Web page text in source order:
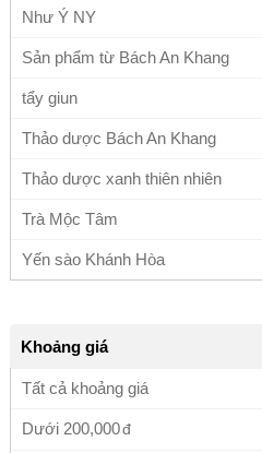
Như Ý NY
Sản phẩm từ Bách An Khang
tẩy giun
Thảo dược Bách An Khang
Thảo dược xanh thiên nhiên
Trà Mộc Tâm
Yến sào Khánh Hòa
Khoảng giá
Tất cả khoảng giá
Dưới 200,000